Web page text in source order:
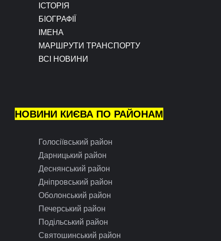
ІСТОРІЯ
БІОГРАФІЇ
ІМЕНА
МАРШРУТИ ТРАНСПОРТУ
ВСІ НОВИНИ
НОВИНИ КИЄВА ПО РАЙОНАМ
Голосіївський район
Дарницький район
Деснянський район
Дніпровський район
Оболонський район
Печерський район
Подільський район
Святошинський район